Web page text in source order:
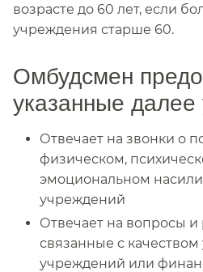
возрасте до 60 лет, если
учреждения старше 60.​​
Омбудсмен
указанные далее
Отвечает на звонки о
физическом,
эмоциональном
учреждений​​
Отвечает на вопросы
связанные с
учреждений или